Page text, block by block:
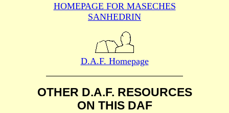
HOMEPAGE FOR MASECHES
SANHEDRIN
D.A.F. Homepage
OTHER D.A.F. RESOURCES
ON THIS DAF